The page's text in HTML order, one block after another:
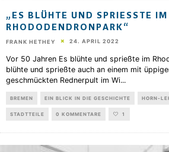
„ES BLÜHTE UND SPRIESSTE IM R
HODODENDRONPARK“
FRANK HETHEY 24. APRIL 2022
Vor 50 Jahren Es blühte und sprießte im
blühte und sprießte auch an einem mit
geschmückten Rednerpult im Wi...
BREMEN EIN BLICK IN DIE GESCHICHTE HORN-
STADTTEILE 0 KOMMENTARE 1